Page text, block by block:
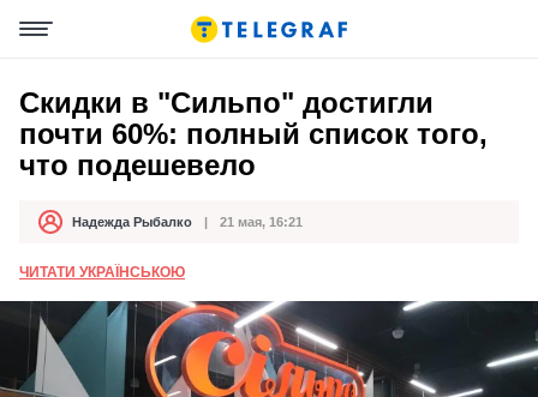
Скидки в "Сильпо" достигли
почти 60%: полный список того,
что подешевело
АвторНадежда Рыбалко
Дата публикации 21 мая, 16:21
ЧИТАТИ УКРАЇНСЬКОЮ